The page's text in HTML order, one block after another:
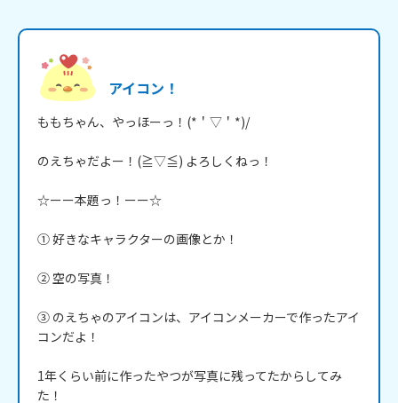
アイコン！
ももちゃん、やっほーっ！(*＇▽＇*)/
のえちゃだよー！(≧▽≦) よろしくねっ！
☆ーー本題っ！ーー☆
① 好きなキャラクターの画像とか！
② 空の写真！
③ のえちゃのアイコンは、アイコンメーカーで作ったアイ
コンだよ！
1年くらい前に作ったやつが写真に残ってたからしてみ
た！